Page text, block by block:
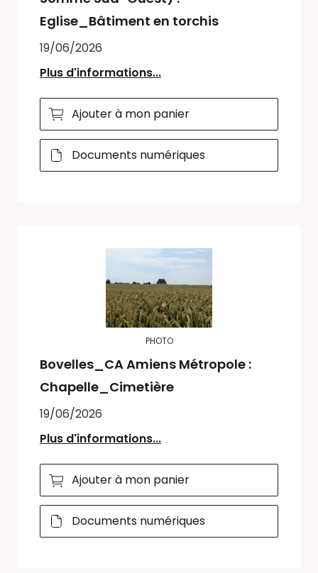
Eglise_Bâtiment en torchis
19/06/2026
Plus d'informations...
Ajouter à mon panier
Documents numériques
PHOTO
Bovelles_CA Amiens Métropole :
Chapelle_Cimetière
19/06/2026
Plus d'informations...
Ajouter à mon panier
Documents numériques